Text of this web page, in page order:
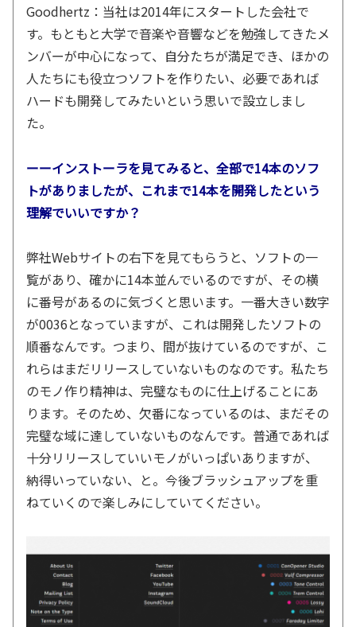
Goodhertz：当社は2014年にスタートした会社で
す。もともと大学で音楽や音響などを勉強してきたメ
ンバーが中心になって、自分たちが満足でき、ほかの
人たちにも役立つソフトを作りたい、必要であれば
ハードも開発してみたいという思いで設立しまし
た。
ーーインストーラを見てみると、全部で14本のソフ
トがありましたが、これまで14本を開発したという
理解でいいですか？
弊社Webサイトの右下を見てもらうと、ソフトの一
覧があり、確かに14本並んでいるのですが、その横
に番号があるのに気づくと思います。一番大きい数字
が0036となっていますが、これは開発したソフトの
順番なんです。つまり、間が抜けているのですが、こ
れらはまだリリースしていないものなのです。私たち
のモノ作り精神は、完璧なものに仕上げることにあ
ります。そのため、欠番になっているのは、まだその
完璧な域に達していないものなんです。普通であれば
十分リリースしていいモノがいっぱいありますが、
納得いっていない、と。今後ブラッシュアップを重
ねていくので楽しみにしていてください。